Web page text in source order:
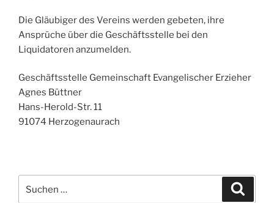
Die Gläubiger des Vereins werden gebeten, ihre
Ansprüche über die Geschäftsstelle bei den
Liquidatoren anzumelden.
Geschäftsstelle Gemeinschaft Evangelischer Erzieher
Agnes Büttner
Hans-Herold-Str. 11
91074 Herzogenaurach
nach: